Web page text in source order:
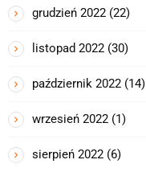
grudzień 2022 (22)
listopad 2022 (30)
październik 2022 (14)
wrzesień 2022 (1)
sierpień 2022 (6)